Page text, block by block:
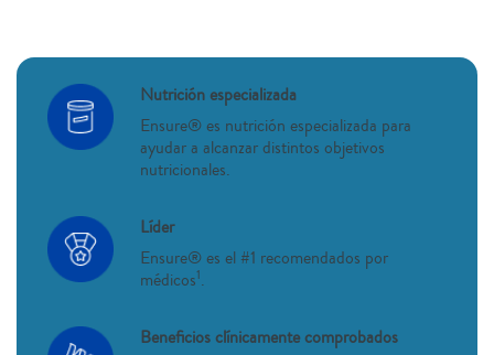
Nutrición especializada
Ensure® es nutrición especializada para
ayudar a alcanzar distintos objetivos
nutricionales.
Líder
Ensure® es el #1 recomendados por
médicos1.
Beneficios clínicamente comprobados